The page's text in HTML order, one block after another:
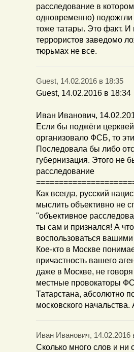
расследование в
одновременно)
тоже татары. Это факт. И
террористов заведомо
тюрьмах не все.
Guest, 14.02.2016 в 18:35
Guest, 14.02.2016 в 18:34
Иван Иванович,
Если бы поджёги
организовало ФСБ, то
Последовала бы либо
губернизация. Этого не
расследование
Как всегда, русский
мыслить объективно не
"объективное
ты сам и признался! А
воспользоваться
Кое-кто в Москве
причастность вашего
даже в Москве, не
местные провокаторы
Татарстана, абсолютно
московского
Иван Иванович, 14.02.2016
Сколько много слов и ни